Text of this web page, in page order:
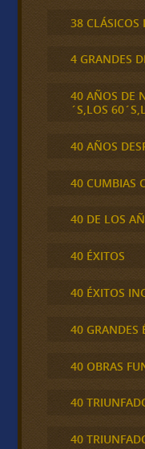
38 CLÁSICOS
4 GRANDES
40 AÑOS DE
´S,LOS
40 AÑOS
40 CUMBIAS
40 DE LOS
40 ÉXITOS
40 ÉXITOS
40 GRANDES
40 OBRAS
40
40